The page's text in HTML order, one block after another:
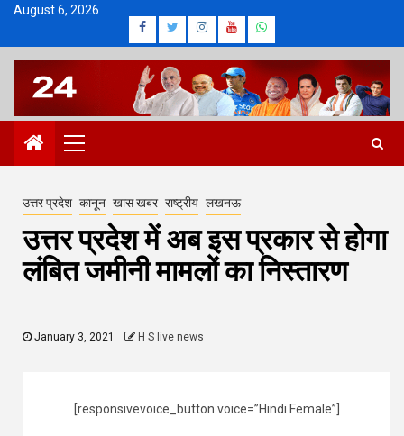
Skip
content
August 6, 2026
Facebook
Twitter
Instagram
Youtube
Whatsapp
Primary
Menu
उत्तर प्रदेश कानून खास खबर राष्ट्रीय लखनऊ
उत्तर प्रदेश में अब इस प्रकार से होगा
लंबित जमीनी मामलों का निस्तारण
January 3, 2021 H S live news
[responsivevoice_button voice=”Hindi Female”]